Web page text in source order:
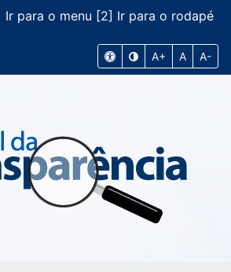
Ir para o menu [2] Ir para o rodapé
A+ A A-